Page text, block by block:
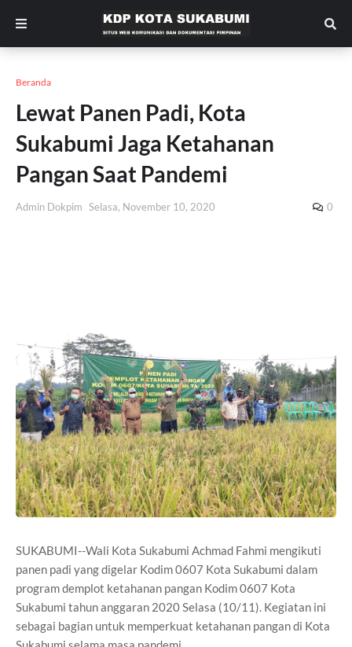
Beranda
Lewat Panen Padi, Kota
Sukabumi Jaga Ketahanan
Pangan Saat Pandemi
Admin Dokpim Selasa, November 10, 2020 0
SUKABUMI--Wali Kota Sukabumi Achmad Fahmi mengikuti
panen padi yang digelar Kodim 0607 Kota Sukabumi dalam
program demplot ketahanan pangan Kodim 0607 Kota
Sukabumi tahun anggaran 2020 Selasa (10/11). Kegiatan ini
sebagai bagian untuk memperkuat ketahanan pangan di Kota